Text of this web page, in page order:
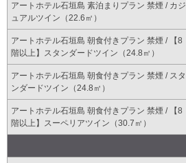
アートホテル石垣島 素泊まりプラン 禁煙 / カジ
ュアルツイン（22.6㎡）
アートホテル石垣島 朝食付きプラン 禁煙 / 【8
階以上】スタンダードツイン（24.8㎡）
アートホテル石垣島 朝食付きプラン 禁煙 / スタ
ンダードツイン（24.8㎡）
アートホテル石垣島 朝食付きプラン 禁煙 / 【8
階以上】スーペリアツイン（30.7㎡）